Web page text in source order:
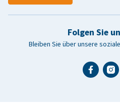
Folgen Sie
Bleiben Sie über unsere